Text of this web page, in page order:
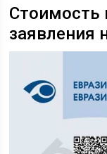
Стоимость
заявления